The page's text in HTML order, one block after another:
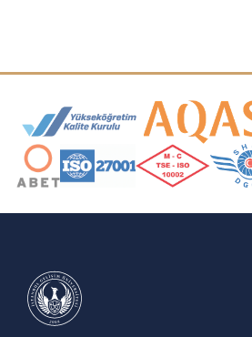
Akreditasyon ve